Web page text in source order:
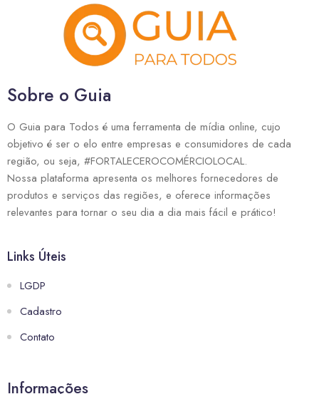
Sobre o Guia
O Guia para Todos é uma ferramenta de mídia online, cujo
objetivo é ser o elo entre empresas e consumidores de cada
região, ou seja, #FORTALECEROCOMÉRCIOLOCAL.
Nossa plataforma apresenta os melhores fornecedores de
produtos e serviços das regiões, e oferece informações
relevantes para tornar o seu dia a dia mais fácil e prático!
Links Úteis
LGDP
Cadastro
Contato
Informações